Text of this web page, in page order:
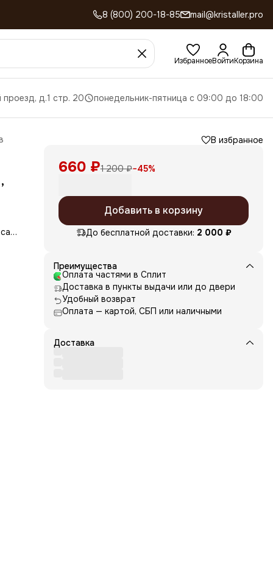
8 (800) 200-18-85 mail@kristaller.pro
ИзбранноеВойтиКорзина
проезд, д.1 стр. 20 понедельник-пятница с 09:00 до 18:00
В избранное
660 ₽1 200 ₽−45%
Добавить в корзину
До бесплатной доставки: 2 000 ₽
Преимущества
Оплата частями в Сплит
Доставка в пункты выдачи или до двери
Удобный возврат
Оплата — картой, СБП или наличными
Доставка